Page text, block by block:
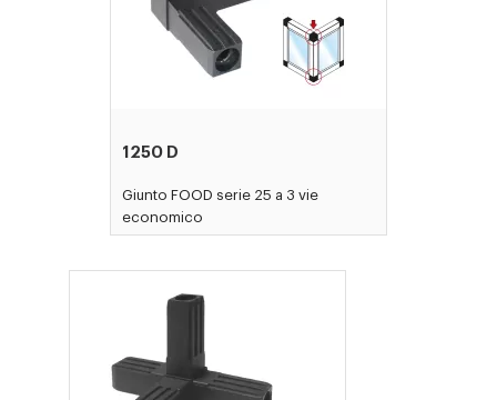
1250 D
Giunto FOOD serie 25 a 3 vie
economico